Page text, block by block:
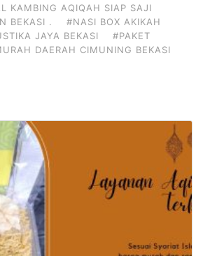
KAMBING AQIQAH SIAP SAJI
BEKASI .
#NASI BOX AKIKAH
JAYA BEKASI
#PAKET
DAERAH CIMUNING BEKASI